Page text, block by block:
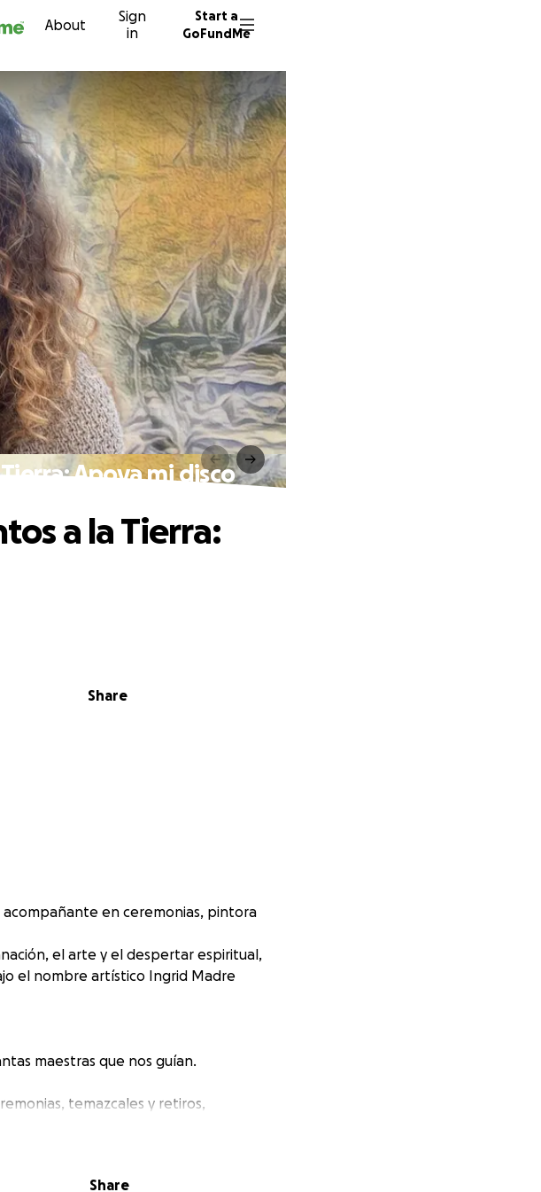
About
Sign
in
Start a
GoFundMe
Apoya mi disco
Share
a la Tierra:
en ceremonias, pintora
el arte y el despertar espiritual,
el nombre artístico Ingrid Madre
maestras que nos guían.
temazcales y retiros,
sutiles y arreglos inspirados
colaboraciones mágicas como la de
Share